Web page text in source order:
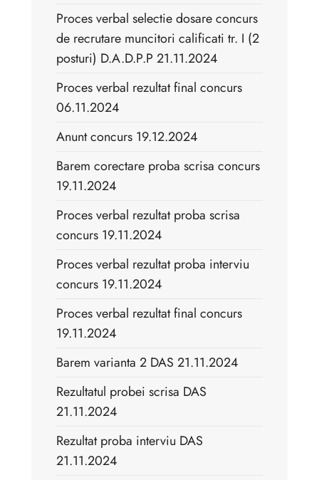
Proces verbal selectie dosare concurs
de recrutare muncitori calificati tr. I (2
posturi) D.A.D.P.P 21.11.2024
Proces verbal rezultat final concurs
06.11.2024
Anunt concurs 19.12.2024
Barem corectare proba scrisa concurs
19.11.2024
Proces verbal rezultat proba scrisa
concurs 19.11.2024
Proces verbal rezultat proba interviu
concurs 19.11.2024
Proces verbal rezultat final concurs
19.11.2024
Barem varianta 2 DAS 21.11.2024
Rezultatul probei scrisa DAS
21.11.2024
Rezultat proba interviu DAS
21.11.2024